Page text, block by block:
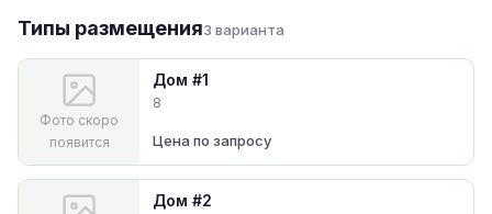
Типы размещения3 варианта
Фото скоро
появится
Дом #1
8
Цена по запросу
Дом #2